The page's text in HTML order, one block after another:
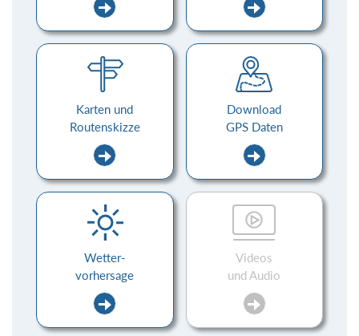
Karten und
Routenskizze
Download
GPS Daten
Wetter-
vorhersage
Videos
und Audio